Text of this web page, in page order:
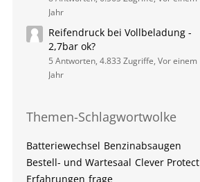
Jahr
Reifendruck bei Vollbeladung -
2,7bar ok?
5 Antworten, 4.833 Zugriffe, Vor einem
Jahr
Themen-Schlagwortwolke
Batteriewechsel Benzinabsaugen
Bestell- und Wartesaal Clever Protect
Erfahrungen frage